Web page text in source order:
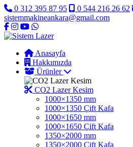
0 312 395 87 95
0 544 216 26 62
sistemmakineankara@gmail.com
Anasayfa
Hakkımızda
Ürünler
CO2 Lazer Kesim
1000×1350 mm
1000×1350 Çift Kafa
1000×1650 mm
1000×1650 Çift Kafa
1350×2000 mm
1350×2000 Çift Kafa